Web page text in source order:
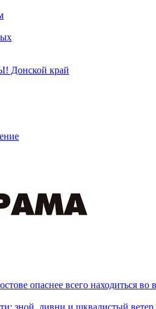
Донской край
опаснее всего находиться во
зной, ливни и шквалистый ветер